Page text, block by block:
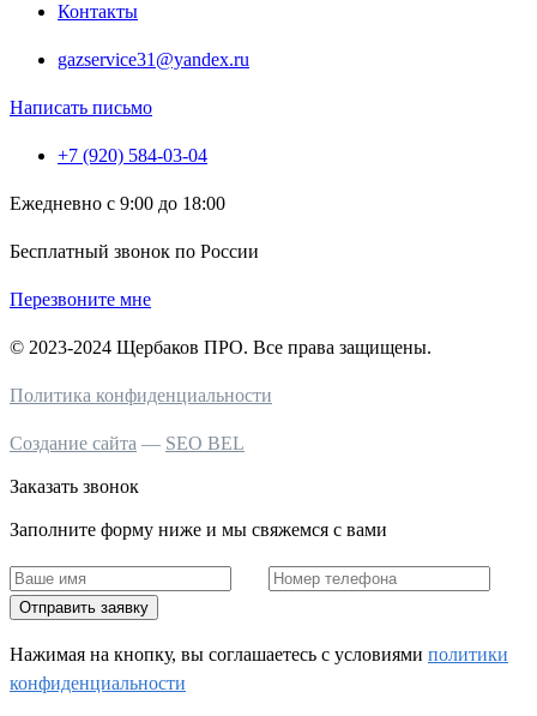
Контакты
gazservice31@yandex.ru
Написать письмо
+7 (920) 584-03-04
Ежедневно с 9:00 до 18:00
Бесплатный звонок по России
Перезвоните мне
© 2023-2024 Щербаков ПРО. Все права защищены.
Политика конфиденциальности
Создание сайта — SEO BEL
Заказать звонок
Заполните форму ниже и мы свяжемся с вами
Отправить заявку
Нажимая на кнопку, вы соглашаетесь c условиями политики
конфиденциальности